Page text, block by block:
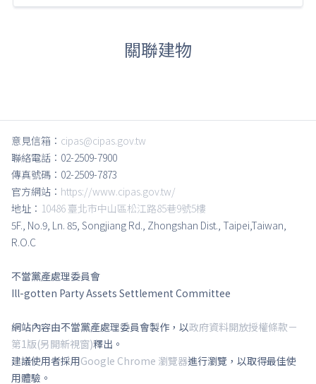
關聯建物
意見信箱： cipas@cipas.gov.tw
聯絡電話：02-2509-7900
傳真號碼：02-2509-7873
官方網站： https://www.cipas.gov.tw/
地址： 10486 臺北市中山區松江路85巷9號5樓
5F., No.9, Ln. 85, Songjiang Rd., Zhongshan Dist., Taipei,Taiwan,
R.O.C
不當黨產處理委員會
Ill-gotten Party Assets Settlement Committee
網站內容由不當黨產處理委員會製作，以政府資料開放授權條款－
第1版(另開新視窗)釋出。
建議使用者採用Google Chrome 瀏覽器進行瀏覽，以取得最佳使
用體驗。